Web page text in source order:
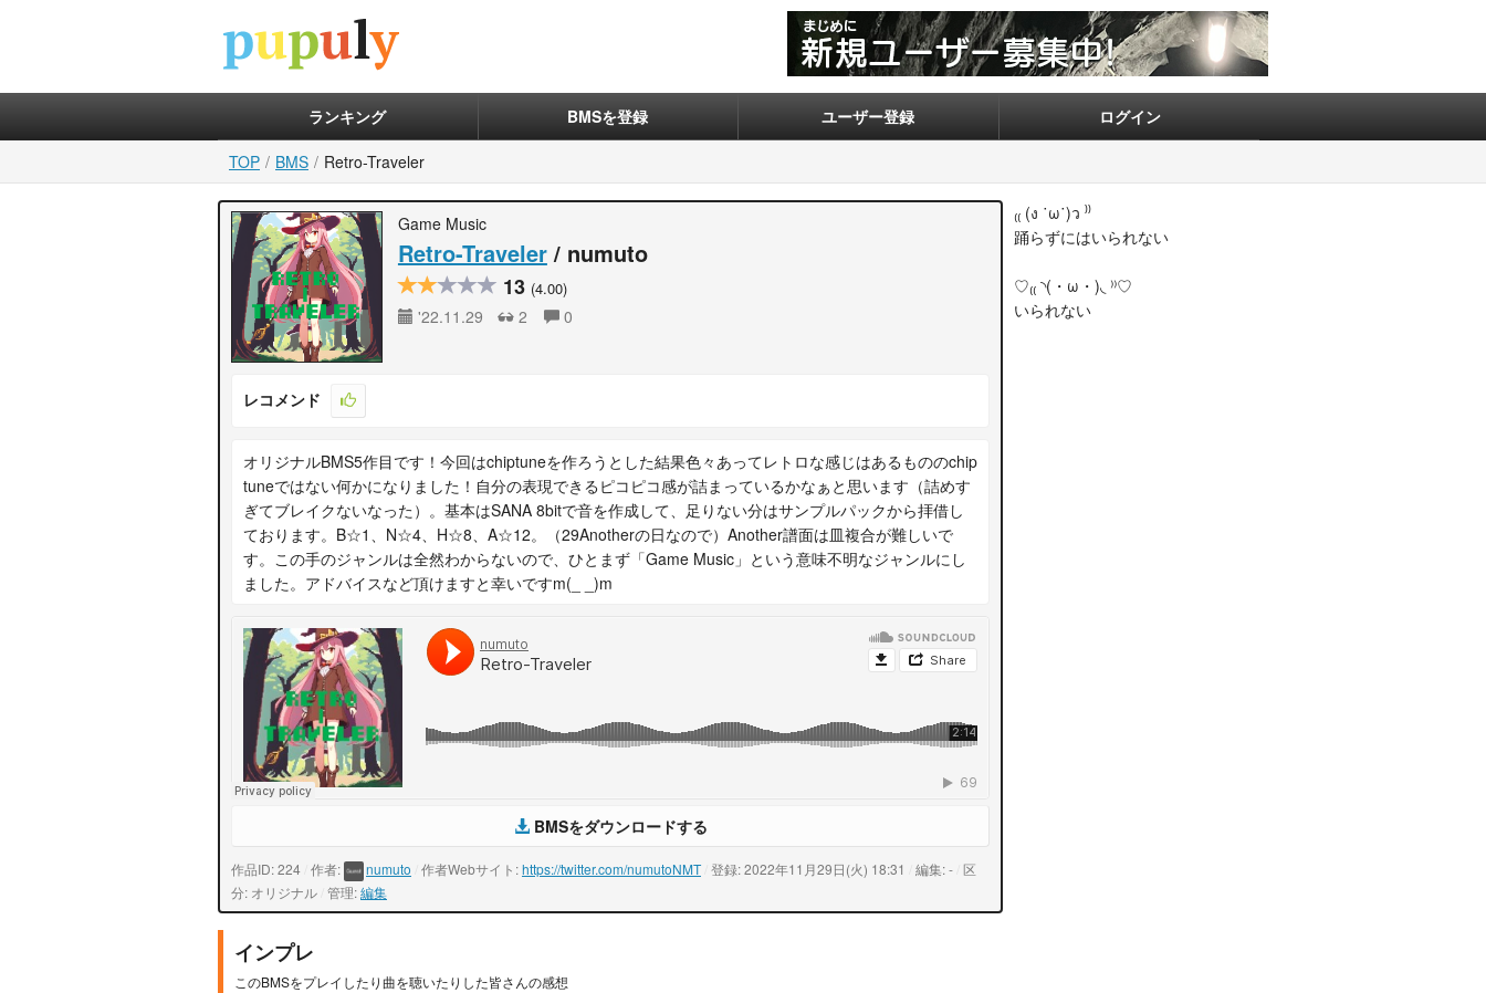
ランキング BMSを登録 ユーザー登録 ログイン
TOP BMS Retro-Traveler
Game Music
Retro-Traveler/ numuto
13 (4.00)
'22.11.29 2 0
レコメンド
オリジナルBMS5作目です！今回はchiptuneを作ろうとした結果色々あってレトロな感じはあるもののchip
tuneではない何かになりました！自分の表現できるピコピコ感が詰まっているかなぁと思います（詰めす
ぎてブレイクないなった）。基本はSANA 8bitで音を作成して、足りない分はサンプルパックから拝借し
ております。B☆1、N☆4、H☆8、A☆12。（29Anotherの日なので）Another譜面は皿複合が難しいで
す。この手のジャンルは全然わからないので、ひとまず「Game Music」という意味不明なジャンルにし
ました。アドバイスなど頂けますと幸いですm(_ _)m
BMSをダウンロードする
作品ID: 224 作者: numuto 作者Webサイト:https://twitter.com/numutoNMT 登録: 2022年11月29日(火) 18:31 編集: - 区
分: オリジナル 管理:編集
インプレ
このBMSをプレイしたり曲を聴いたりした皆さんの感想
₍₍ (ง ˙ω˙)ว ⁾⁾
踊らずにはいられない
♡₍₍ ◝(・ω・)◟ ⁾⁾♡
いられない